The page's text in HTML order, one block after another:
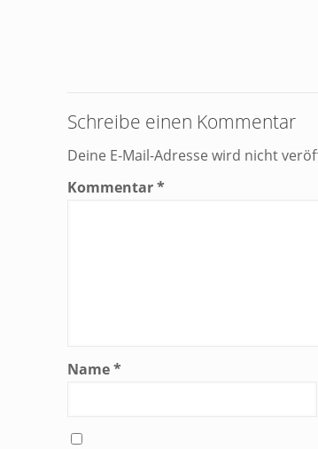
Schreibe einen Kommentar
Deine E-Mail-Adresse wird nicht
Kommentar*
Name*